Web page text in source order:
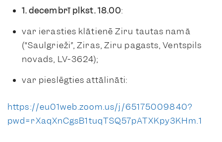
1. decembrīplkst. 18.00:
var ierasties klātienē Ziru tautas namā
(“Saulgrieži”, Ziras, Ziru pagasts, Ventspils
novads, LV-3624);
var pieslēgties attālināti:
https://eu01web.zoom.us/j/65175009840?
pwd=rXaqXnCgsB1tuqTSQ57pATXKpy3KHm.1